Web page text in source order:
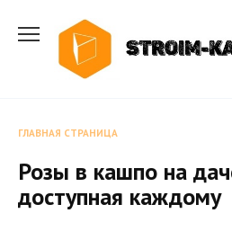
содержанию
ГЛАВНАЯ СТРАНИЦА
Розы в кашпо на
доступная каждому